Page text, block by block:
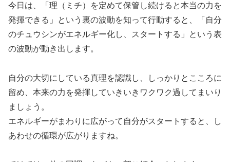
今日は、「理（ミチ）を定めて保管し続けると本当の力を
発揮できる」という裏の波動を知って行動すると、「自分
のチュウシンがエネルギー化し、スタートする」という表
の波動が動き出します。
自分の大切にしている真理を認識し、しっかりとこころに
留め、本来の力を発揮していきいきワクワク過してまいり
ましょう。
エネルギーがまわりに広がって自分がスタートすると、し
あわせの循環が広がりますね。